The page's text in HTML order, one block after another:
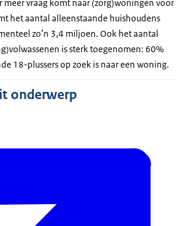
meer vraag komt naar (zorg)woningen voor
het aantal alleenstaande huishoudens
zo’n 3,4 miljoen. Ook het aantal
is sterk toegenomen: 60%
18-plussers op zoek is naar een woning.
onderwerp